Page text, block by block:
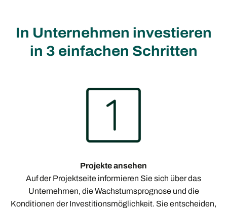
In Unternehmen investieren
in 3 einfachen Schritten
Projekte ansehen
Auf der Projektseite informieren Sie sich über das
Unternehmen, die Wachstumsprognose und die
Konditionen der Investitionsmöglichkeit. Sie entscheiden,